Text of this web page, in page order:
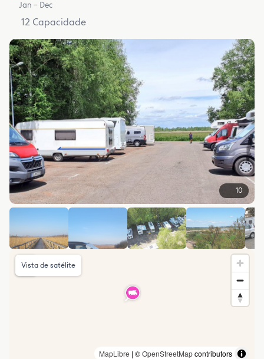
Jan – Dec
12 Capacidade
10
MapLibre | ©OpenStreetMapcontributors
Vista de satélite